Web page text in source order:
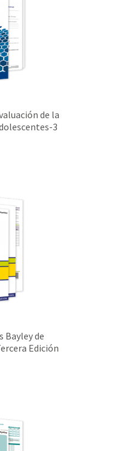
de la
3
Bayley de
Edición